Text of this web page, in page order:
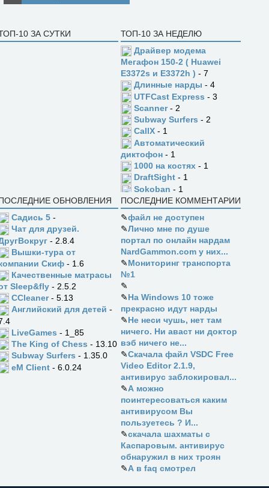
10 ЗА СУТКИ
ТОП-10 ЗА НЕДЕЛЮ
Драйвер модема
Мегафон 150-2 ( Huawei
E3372s и E3372h ) - 7
Длинные нарды - 4
UTFCast Express - 3
Scanner- 2
Subway Surfers - 2
CallX - 1
Автоматический
диктофон - 1
1000 на костях - 1
DraftSight - 1
Sokoban - 1
ОБНОВЛЕНИЯ
Садись 5 -
Чат для друзей.
- 2.8.4
Вышки-тура от
Скиф - 1.6
Качественные матрасы
Sleep&fly - 2.5.2
CCleaner- 5.13
Английский для детей -
LiveGames - 1_85
The King of Chess - 13.10
Subway Surfers - 1.35.0
eM Client - 6.0.24
ПОСЛЕДНИЕ КОММЕНТАРИИ
✎файл не доступен
✎Лично мне по душе
портал по онлайн нардам
NardGammon.com у них...
✎Мониторинг транспорта
№1
✎
✎На Windows 10 тоже
прекрасно идут нарды
✎Не неси чушь, нет там
ничего. Ни аваст ни доктор
вэб ничего не...
✎Скачала файл VSDC Free
Video Editor 2.1.9,
антивирус заблокировал...
✎А можно
поинтересоваться каким
антивирусом Вы
пользуетесь ? И...
✎скачала шахматы с
Каспаровым. антивирус
обнаружил в них троян
✎А в faq смотрел